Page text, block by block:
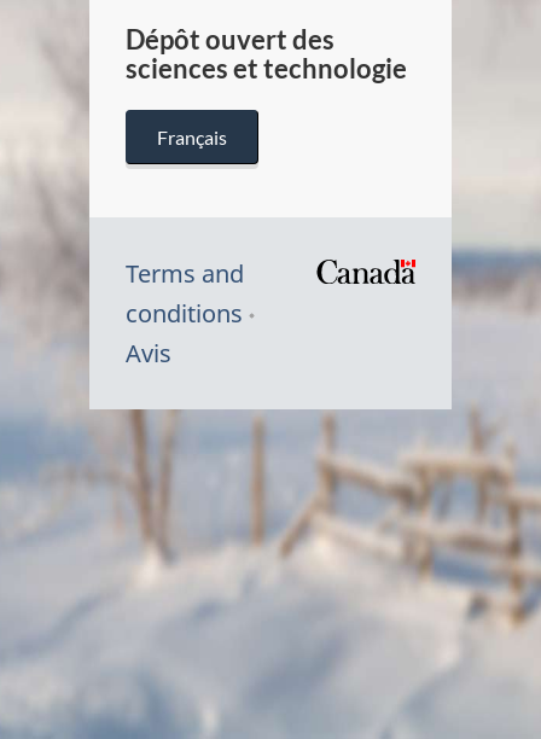
Dépôt ouvert des
sciences et technologie
Français
Terms and
conditions
Avis
Symbole
Canada